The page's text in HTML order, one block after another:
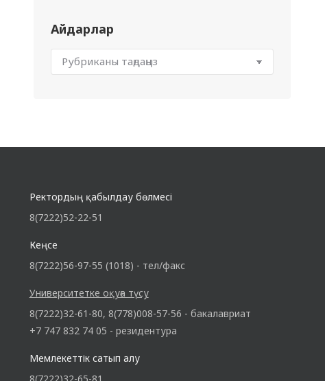
Айдарлар
Ректордың қабылдау бөлмесі
8(7222)52-22-51
Кеңсе
8(7222)56-97-55 (1018) - тел/факс
Университетке оқуға түсу
8(7222)32-61-80, 8(778)008-57-56 - бакалавриат
+7 747 832 74 05 - резидентура
Мемлекеттік сатып алу
8(7222)32-65-81